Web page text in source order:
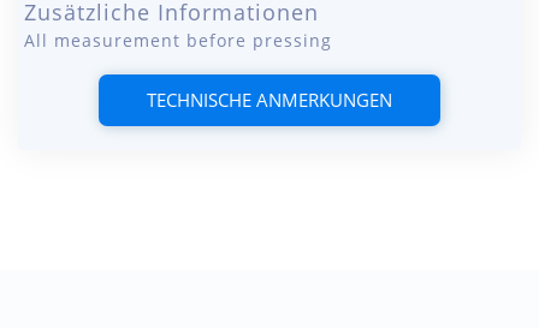
Zusätzliche Informationen
All measurement before pressing
TECHNISCHE ANMERKUNGEN